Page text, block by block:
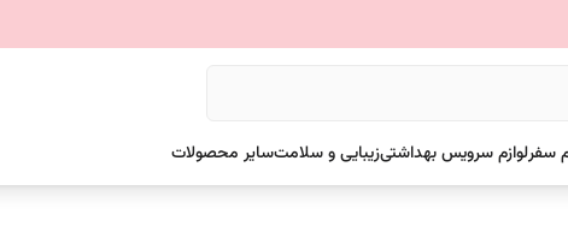
سفرلوازم سرویس بهداشتیزیبایی و سلامتسایر محصولات